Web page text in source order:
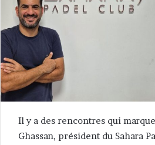
Il y a des rencontres qui
Ghassan, président du Sahara